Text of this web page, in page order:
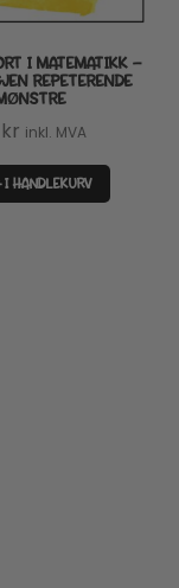
I MATEMATIKK –
REPETERENDE
kr inkl. MVA
I HANDLEKURV